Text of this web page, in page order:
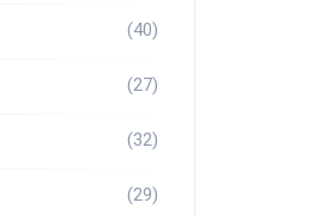
(40)
(27)
(32)
(29)